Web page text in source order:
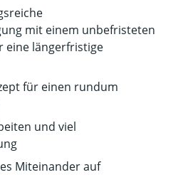
mit einem unbefristeten
eine längerfristige
für einen rundum
und viel
Miteinander auf